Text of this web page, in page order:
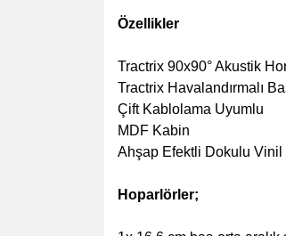
Özellikler
Tractrix 90x90° Akustik
Tractrix Havalandırmalı
Çift Kablolama Uyumlu
MDF Kabin
Ahşap Efektli Dokulu Vinil
Hoparlörler;